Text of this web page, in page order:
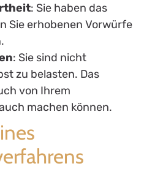
: Sie haben das
Sie erhobenen Vorwürfe
: Sie sind nicht
zu belasten. Das
von Ihrem
machen können.